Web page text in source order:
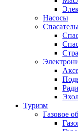
Насосы
Туризм
Газовое